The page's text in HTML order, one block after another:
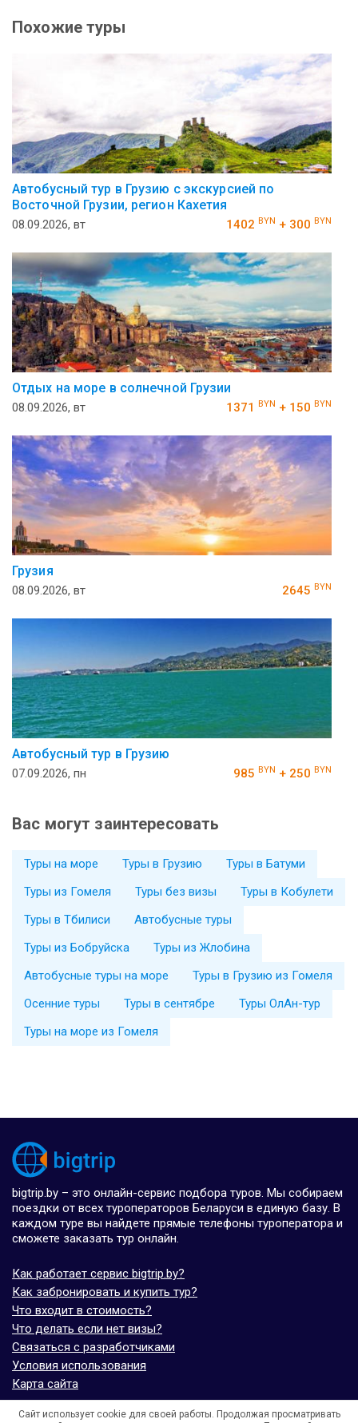
Похожие туры
Автобусный тур в Грузию с экскурсией по
Восточной Грузии, регион Кахетия
08.09.2026, вт 1402 BYN + 300 BYN
Отдых на море в солнечной Грузии
08.09.2026, вт 1371 BYN + 150 BYN
Грузия
08.09.2026, вт 2645 BYN
Автобусный тур в Грузию
07.09.2026, пн 985 BYN + 250 BYN
Вас могут заинтересовать
Туры на море Туры в Грузию
Туры в Батуми
Туры из Гомеля
Туры без визы
Туры в Кобулети
Туры в Тбилиси
Автобусные туры
Туры из Бобруйска
Туры из Жлобина
Автобусные туры на море
Туры в Грузию из Гомеля
Осенние туры
Туры в сентябре
Туры ОлАн-тур
Туры на море из Гомеля
bigtrip.by – это онлайн-сервис подбора туров. Мы собираем
поездки от всех туроператоров Беларуси в единую базу. В
каждом туре вы найдете прямые телефоны туроператора и
сможете заказать тур онлайн.
Как работает сервис bigtrip.by?
Как забронировать и купить тур?
Что входит в стоимость?
Что делать если нет визы?
Связаться с разработчиками
Условия использования
Карта сайта
© bigtrip.by,elijoviaje.es– 2014 - 2026
Сайт использует cookie для своей работы. Продолжая просматривать